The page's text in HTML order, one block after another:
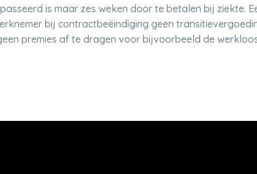
is maar zes weken door te betalen bij ziekte.
bij contractbeëindiging geen
premies af te dragen voor bijvoorbeeld de